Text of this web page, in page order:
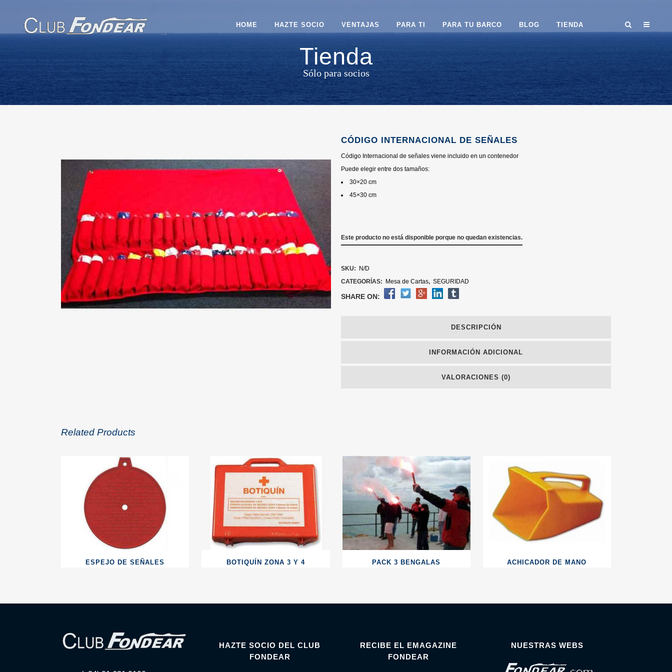
HOME HAZTE SOCIO VENTAJAS PARA TI PARA TU BARCO BLOG TIENDA
Tienda
Sólo para socios
CÓDIGO INTERNACIONAL DE SEÑALES
Código Internacional de señales viene incluido en un contenedor
Puede elegir entre dos tamaños:
30×20 cm
45×30 cm
Este producto no está disponible porque no quedan existencias.
SKU:
N/D
CATEGORÍAS:
Mesa de Cartas, SEGURIDAD
SHARE ON:
DESCRIPCIÓN
INFORMACIÓN ADICIONAL
VALORACIONES (0)
Related Products
ESPEJO DE SEÑALES BOTIQUÍN ZONA 3 Y 4 PACK 3 BENGALAS ACHICADOR DE MANO
HAZTE SOCIO DEL CLUB
FONDEAR
RECIBE EL EMAGAZINE
FONDEAR
NUESTRAS WEBS